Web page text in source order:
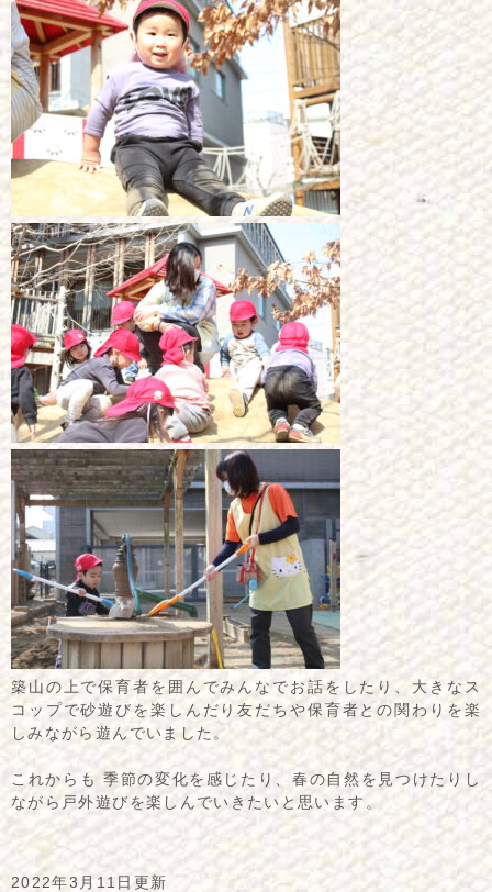
築山の上で保育者を囲んでみんなでお話をしたり、大きなス
コップで砂遊びを楽しんだり友だちや保育者との関わりを楽
しみながら遊んでいました。
これからも 季節の変化を感じたり、春の自然を見つけたりし
ながら戸外遊びを楽しんでいきたいと思います。
2022年3月11日更新